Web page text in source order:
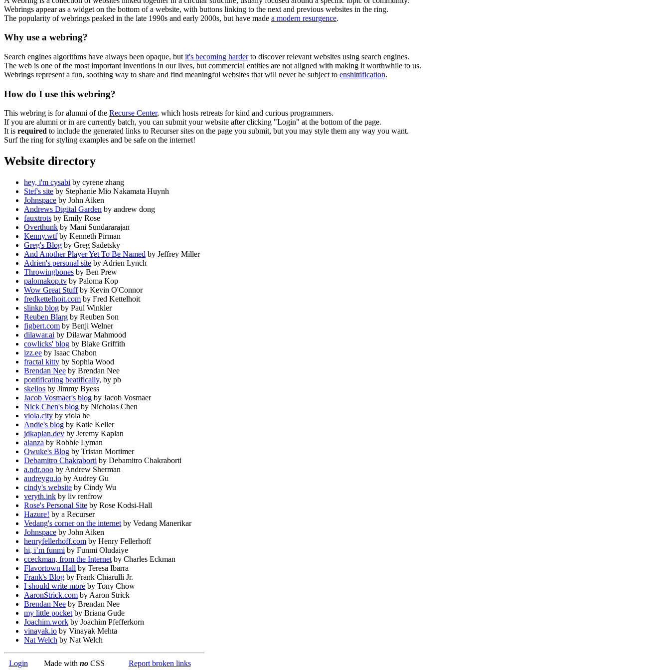
Webrings appear as a widget on the bottom of a website, with buttons linking to the next and previous websites in the ring.
The popularity of webrings peaked in the late 1990s and early 2000s, but have made a modern resurgence.
Why use a webring?
Search engines algorithms have always been opaque, but it's becoming harderto discover relevant websites using search engines.
The web is one of the most important inventions in our lives, but commercial entities are not aligned with making it worthwhile to us.
Webrings represent a fun, soothing way to share and find meaningful websites that will never be subject to enshittification.
How do I use this webring?
This webring is for alumni of the Recurse Center, which hosts retreats for kind and curious programmers.
If you are alumni or in are currently batch, you can submit your website after clicking "Login" at the bottom of the page.
It is required to include the generated links to Recurser sites on the page you submit, but you may style them any way you want.
Surf the ring for styling examples and be safe on the internet!
Website directory
hey, i'm cysabi by cyrene zhang
Stef's site by Stephanie Mio Nakamata Huynh
Johnspace by John Aiken
Andrews Digital Garden by andrew dong
fauxtrots by Emily Rose
Overthunk by Mani Sundararajan
Kenny.wtfby Kenneth Pirman
Greg's Blog by Greg Sadetsky
And Another Player Yet To Be Named by Jeffrey Miller
Adrien's personal site by Adrien Lynch
Throwingbones by Ben Prew
palomakop.tv by Paloma Kop
Wow Great Stuffby Kevin O'Connor
fredkettelhoit.com by Fred Kettelhoit
slinkp blog by Paul Winkler
Reuben Blarg by Reuben Son
figbert.com by Benji Welner
dilawar.ai by Dilawar Mahmood
cowlicks' blog by Blake Griffith
izz.ee by Isaac Chabon
fractal kitty by Sophia Wood
Brendan Nee by Brendan Nee
pontificating beatifically, by pb ‍
skelios by Jimmy Byess
Jacob Vosmaer's blog by Jacob Vosmaer
Nick Chen's blog by Nicholas Chen
viola.city by viola he
Andie's blog by Katie Keller
jdkaplan.dev by Jeremy Kaplan
alanza by Robbie Lyman
Qwuke's Blog by Tristan Mortimer
Debamitro Chakraborti by Debamitro Chakraborti
a.ndr.ooo by Andrew Sherman
audreygu.io by Audrey Gu
cindy's website by Cindy Wu
veryth.ink by liv renfrow
Rose's Personal Site by Rose Kodsi-Hall
Hazure! by a Recurser
Vedang's corner on the internet by Vedang Manerikar
Johnspace by John Aiken
henryfellerhoff.com by Henry Fellerhoff
hi, i’m funmi by Funmi Oludaiye
cceckman, from the Internet by Charles Eckman
Flavortown Hall by Teresa Ibarra
Frank's Blog by Frank Chiarulli Jr.
I should write more by Tony Chow
AaronStrick.com by Aaron Strick
Brendan Nee by Brendan Nee
my little pocket by Briana Gude
Joachim.work by Joachim Pfefferkorn
vinayak.io by Vinayak Mehta
Nat Welch by Nat Welch
Login Made with noCSS Report broken links